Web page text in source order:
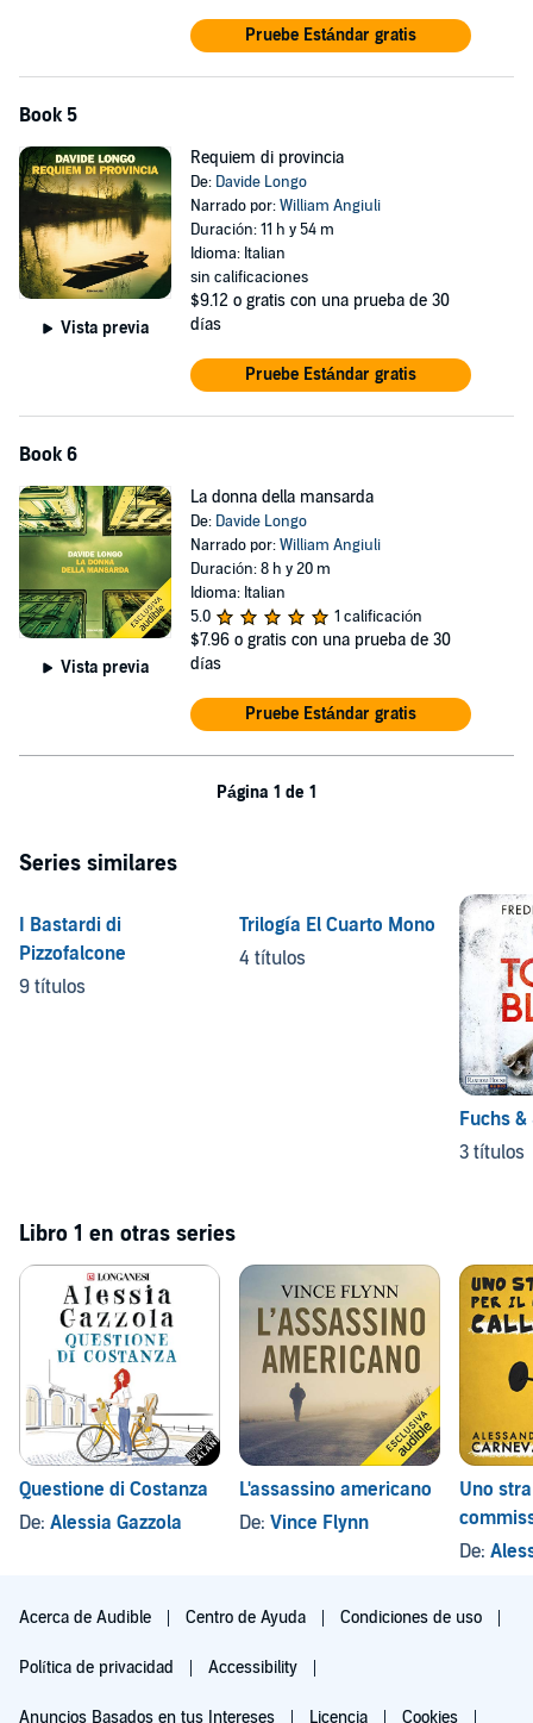
Pruebe Estándar gratis
Book 5
Vista previa
Requiem di provincia
De: Davide Longo
Narrado por:William Angiuli
Duración: 11 h y 54 m
Idioma: Italian
sin calificaciones
$9.12 o gratis con una prueba de 30
días
Pruebe Estándar gratis
Book 6
Vista previa
La donna della mansarda
De: Davide Longo
Narrado por:William Angiuli
Duración: 8 h y 20 m
Idioma: Italian
5.0
1 calificación
$7.96 o gratis con una prueba de 30
días
Pruebe Estándar gratis
Página 1 de 1
Series similares
I Bastardi di
Pizzofalcone
9 títulos
Trilogía El Cuarto Mono
4 títulos
Fuchs
3 títulos
Libro 1 en otras series
Questione di Costanza
De: Alessia Gazzola
L'assassino americano
De: Vince Flynn
Uno
De:
Acerca de Audible Centro de Ayuda Condiciones de uso
Política de privacidad Accessibility
Anuncios Basados en tus Intereses Licencia Cookies